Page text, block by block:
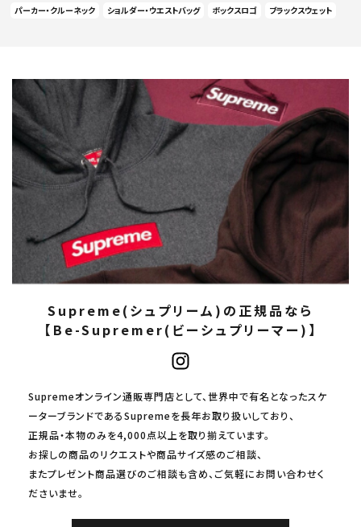
パーカー・クルーネック
ショルダー・ウエストバッグ ボックスロゴ ブラックスウェット
Supreme(シュプリーム)の正規品なら
【Be-Supremer(ビーシュプリーマー)】
Supremeオンライン通販専門店として、世界中で有名となったスケ
ーターブランドであるSupremeを長年お取り扱いしており、
正規品・本物のみを4,000点以上を取り揃えています。
お探しの商品のリクエストや商品サイズ感のご相談、
またプレゼント商品選びのご相談も含め、ご気軽にお問い合わせく
ださいませ。